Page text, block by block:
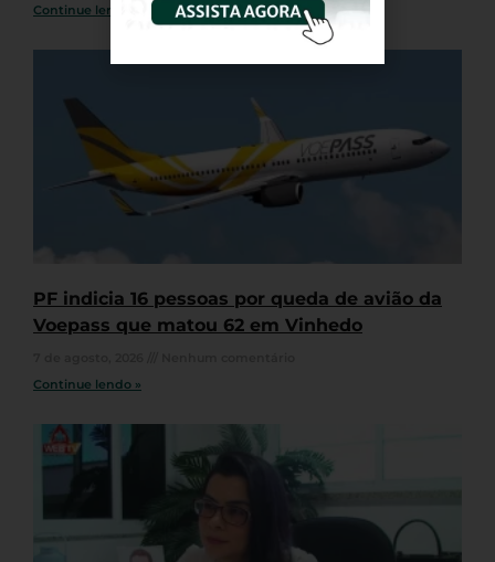
Continue lendo »
PF indicia 16 pessoas por queda de avião da
Voepass que matou 62 em Vinhedo
Continue lendo »